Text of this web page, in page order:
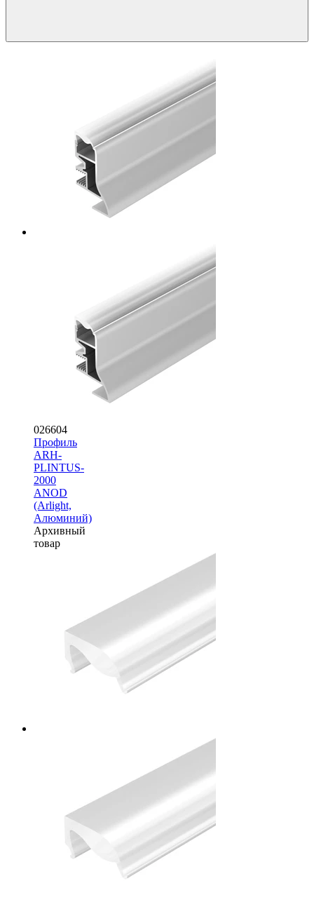
026604
Профиль
ARH-
PLINTUS-
2000
ANOD
(Arlight,
Алюминий)
Архивный
товар